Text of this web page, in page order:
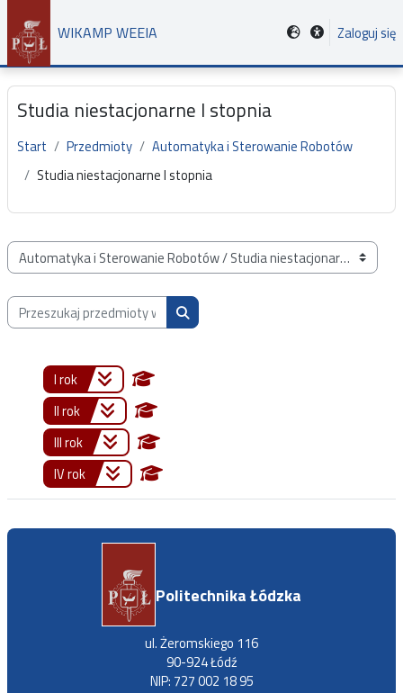
Przejdź do głównej zawartości
WIKAMP WEEIA Zaloguj się
Studia niestacjonarne I stopnia
Start Przedmioty
Automatyka i Sterowanie Robotów
Studia niestacjonarne I stopnia
Kategorie przedmiotów
Przeszukaj przedmioty wg nazwy, opisu lub prowadzącego
Przeszukaj przedmioty wg nazwy,
I rok
II rok
III rok
IV rok
Politechnika Łódzka
ul. Żeromskiego 116
90-924 Łódź
NIP: 727 002 18 95